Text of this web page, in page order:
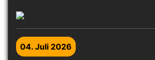
04. Juli 2026